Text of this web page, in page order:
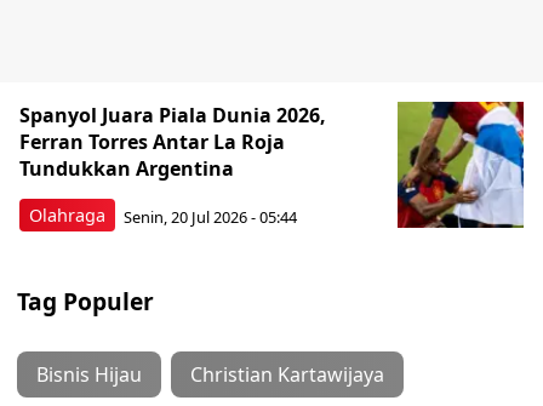
Olahraga
Spanyol Juara Piala Dunia 2026,
Ferran Torres Antar La Roja
Tundukkan Argentina
Senin, 20 Jul 2026 - 05:44
Tag Populer
Bisnis Hijau Christian Kartawijaya